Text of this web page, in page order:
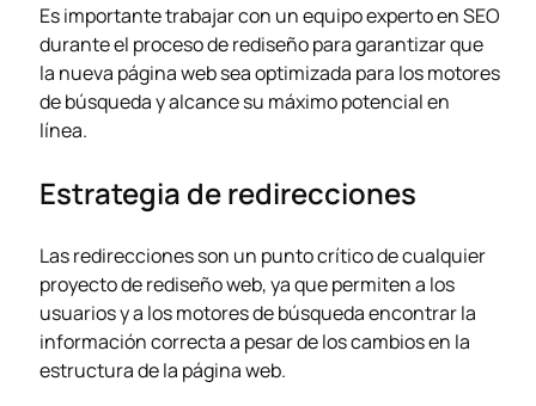
Es importante trabajar con un equipo experto en SEO
durante el proceso de rediseño para garantizar que
la nueva página web sea optimizada para los motores
de búsqueda y alcance su máximo potencial en
línea.
Estrategia de redirecciones
Las redirecciones son un punto crítico de cualquier
proyecto de rediseño web, ya que permiten a los
usuarios y a los motores de búsqueda encontrar la
información correcta a pesar de los cambios en la
estructura de la página web.